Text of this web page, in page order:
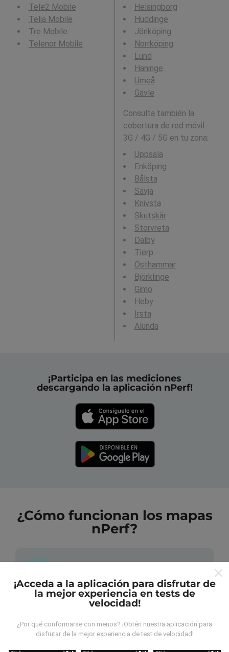
Tele2 Mobile
Telia Mobile
Tre Mobile
Telenor Mobile
Helsingborg
Huddinge
Jönköping
Norrköping
Lund
Haninge
Umeå
Gävle
Consulta también la
cobertura de red móvil
3G / 4G / 5G en tu zona:
Uppsala
Enköping
Bålsta
Sävja
Knivsta
Skutskär
Storvreta
Dalby
Tierp
Östhammar
Björklinge
Gimo
Heby
Irsta
Alunda
¡Participa en las mediciones
descargando la aplicación nPerf!
¿Cómo funcionan los mapas
nPerf?
¿De dónde provienen los datos?
Las mediciones almacenadas son realizadas por los
usuarios de la aplicación nPerf. Son mediciones
¡Acceda a la aplicación para disfrutar de
la mejor experiencia en tests de
velocidad!
¿Por qué conformarse con menos? ¡Obtén nuestra aplicación para
disfrutar de la mejor experiencia de test de velocidad!